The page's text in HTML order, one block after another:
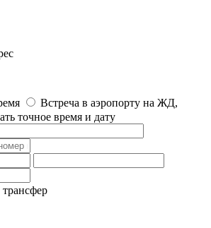
Встреча в аэропорту на ЖД,
точное время и дату